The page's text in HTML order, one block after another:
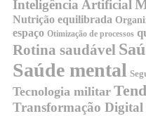
Inteligência Artificial
Nutrição equilibrada
espaço Otimização de processos
Rotina saudável
Saúde mental
Tecnologia militar
Transformação Digital